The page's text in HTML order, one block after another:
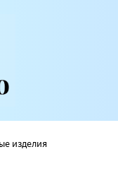
изделия